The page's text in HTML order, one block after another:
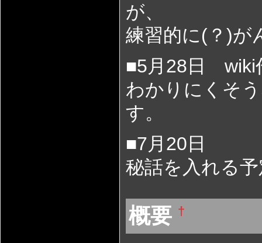
が、
練習的に(？)が
■5月28日 wiki
わかりにくそ
す。
■7月20日
秘話を入れる
概要 †